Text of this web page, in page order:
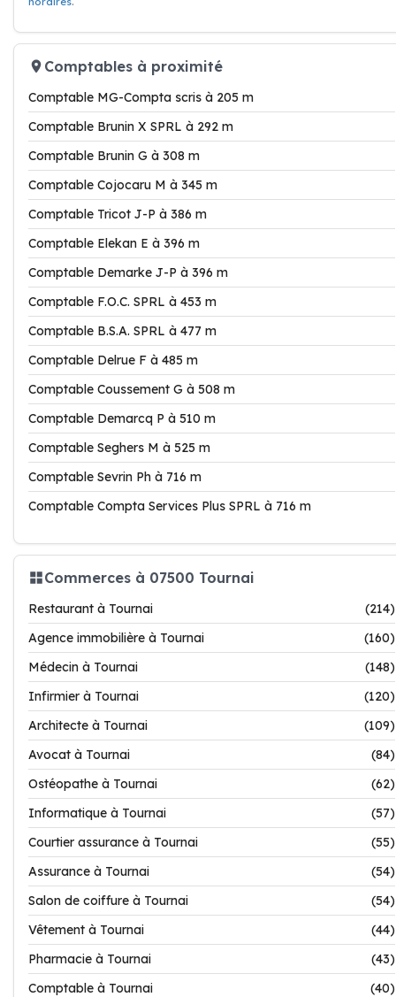
Comptables à proximité
Comptable MG-Compta scris à 205 m
Comptable Brunin X SPRL à 292 m
Comptable Brunin G à 308 m
Comptable Cojocaru M à 345 m
Comptable Tricot J-P à 386 m
Comptable Elekan E à 396 m
Comptable Demarke J-P à 396 m
Comptable F.O.C. SPRL à 453 m
Comptable B.S.A. SPRL à 477 m
Comptable Delrue F à 485 m
Comptable Coussement G à 508 m
Comptable Demarcq P à 510 m
Comptable Seghers M à 525 m
Comptable Sevrin Ph à 716 m
Comptable Compta Services Plus SPRL à 716 m
Commerces à 07500 Tournai
Restaurant à Tournai
(214)
Agence immobilière à Tournai
(160)
Médecin à Tournai
(148)
Infirmier à Tournai
(120)
Architecte à Tournai
(109)
Avocat à Tournai
(84)
Ostéopathe à Tournai
(62)
Informatique à Tournai
(57)
Courtier assurance à Tournai
(55)
Assurance à Tournai
(54)
Salon de coiffure à Tournai
(54)
Vêtement à Tournai
(44)
Pharmacie à Tournai
(43)
Comptable à Tournai
(40)